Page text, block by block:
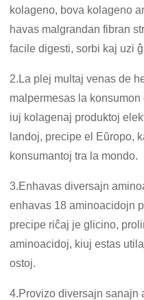
kolageno, bova kolageno
havas malgrandan fibran
facile digesti, sorbi kaj uzi
2.La plej multaj venas de
malpermesas la
iuj kolagenaj produktoj
landoj, precipe el Eŭropo,
konsumantoj tra la mondo.
3.Enhavas diversajn
enhavas 18 aminoacidojn
precipe riĉaj je glicino,
aminoacidoj, kiuj estas
ostoj.
4.Provizo diversajn sanajn